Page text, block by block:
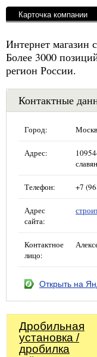
Карточка компании
Интернет магазин
Более 3000
регион России.
Контактные
Город:
Адрес:
Телефон: +7
Адрес
сайта:
Контактное
лицо:
Открыть на
Дробильная
установка /
дробилка